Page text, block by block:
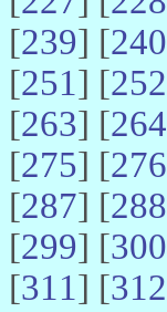
[239] [240
[251] [252
[263] [264
[275] [276
[287] [288
[299] [300
[311] [312